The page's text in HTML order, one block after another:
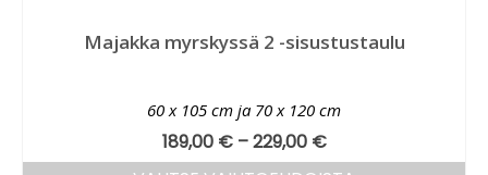
Majakka myrskyssä 2 -sisustustaulu
60 x 105 cm ja 70 x 120 cm
189,00 € –229,00 €